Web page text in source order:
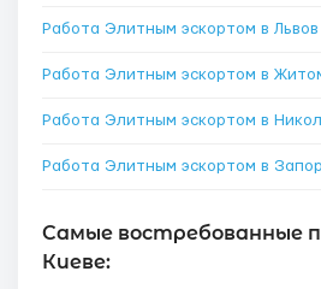
Работа Элитным эскортом в Львов
Работа Элитным эскортом в
Работа Элитным эскортом в
Работа Элитным эскортом в
Самые востребованные
Киеве: